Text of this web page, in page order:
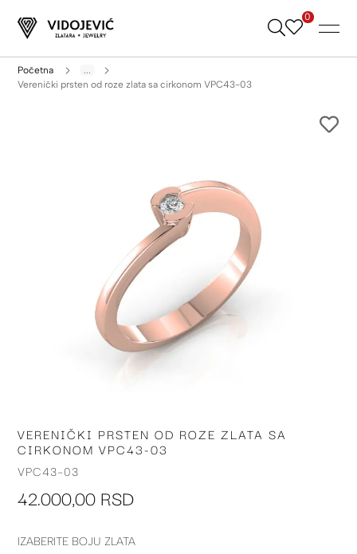
Skip
0
Početna
...
Verenički prsten od roze zlata sa cirkonom VPC43-03
Skip
to
the
of
gallery
VERENIČKI PRSTEN OD ROZE ZLATA SA
CIRKONOM VPC43-03
VPC43-03
42.000,00 RSD
IZABERITE BOJU ZLATA